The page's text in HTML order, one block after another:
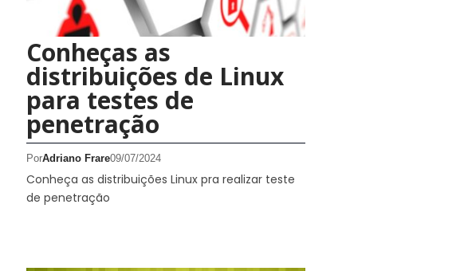
Conheças as
distribuições de Linux
para testes de
penetração
PorAdriano Frare09/07/2024
Conheça as distribuições Linux pra realizar teste
de penetração